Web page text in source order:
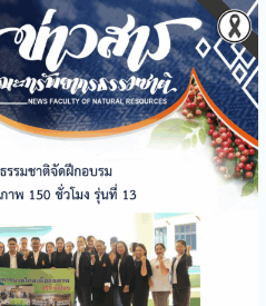
ศึกษาการพัฒนาภูพานฯ
สืบสาน รักษา ต่อยอด เพื่อ
พัฒนาชีวิตที่ยั่งยืน”
คณะทรัพยากรธรรมชาติออก
ให้บริการวิชาการฐานการเรียน
รู้โรงเรียนเซนต์โยเซฟ ท่าแร่
คณะทรัพยากรธรรมชาติให้การ
ต้อนรับทีมตรวจประเมินจาก
สำนักงานสาธารณสุขจังหวัด
สกลนคร
คณะทรัพยากรธรรมชาติจัด
อบรมการให้ความรู้และเขียน
รายงานการประกันคุณภาพ